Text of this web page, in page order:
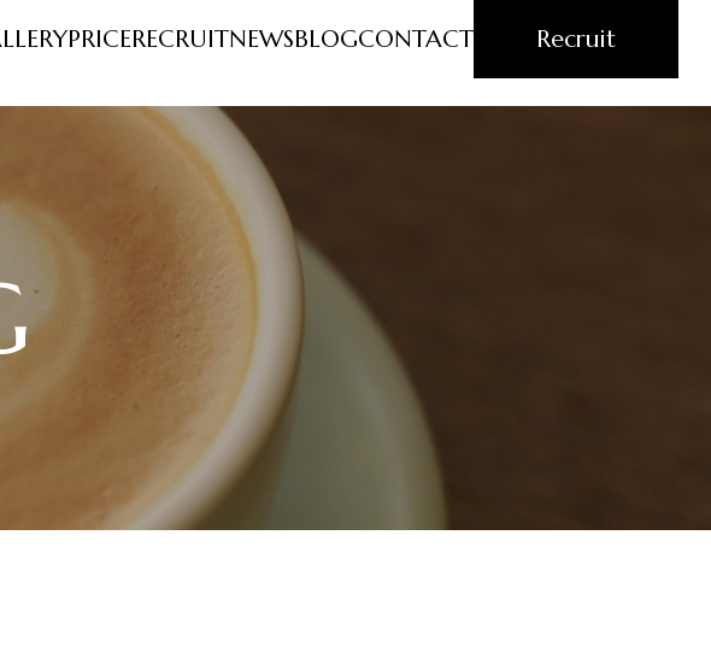
PRICERECRUITNEWSBLOGCONTACT Recruit